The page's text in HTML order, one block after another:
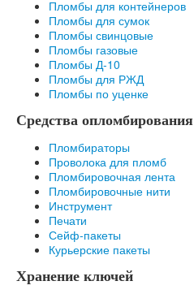
Пломбы для контейнеров
Пломбы для сумок
Пломбы свинцовые
Пломбы газовые
Пломбы Д-10
Пломбы для РЖД
Пломбы по уценке
Средства опломбирования
Пломбираторы
Проволока для пломб
Пломбировочная лента
Пломбировочные нити
Инструмент
Печати
Сейф-пакеты
Курьерские пакеты
Хранение ключей